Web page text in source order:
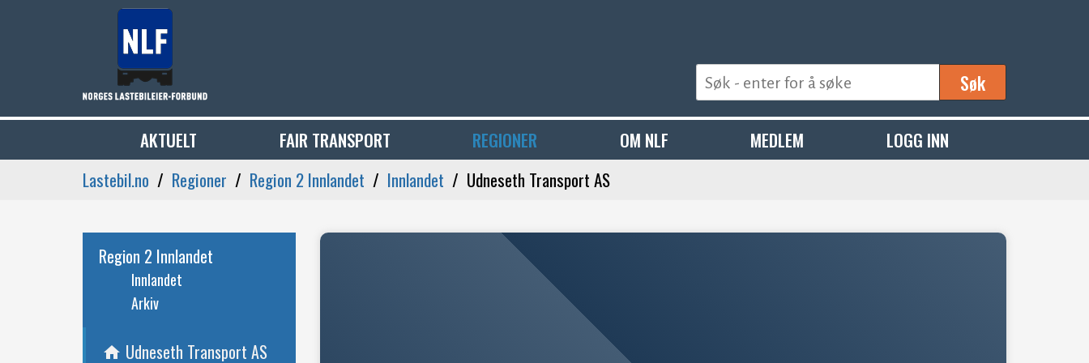
Søk
AKTUELT FAIR TRANSPORT REGIONER OM NLF MEDLEM
LOGG INN
Lastebil.no
Regioner Region 2 Innlandet Innlandet Udneseth Transport AS
Region 2 Innlandet
Innlandet
Arkiv
home Udneseth Transport AS